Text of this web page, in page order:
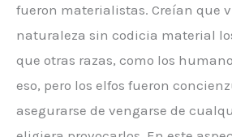
fueron materialistas. Creían que
naturaleza sin codicia material
que otras razas, como los
eso, pero los elfos fueron
asegurarse de vengarse de